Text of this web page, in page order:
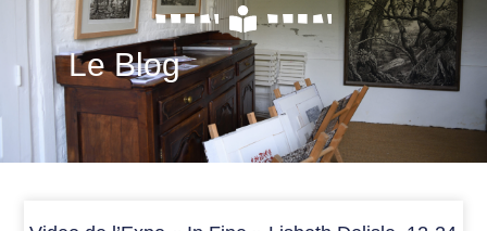
Le Blog